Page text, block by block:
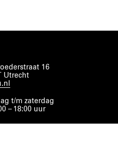
16
Utrecht
t/m zaterdag
– 18:00 uur